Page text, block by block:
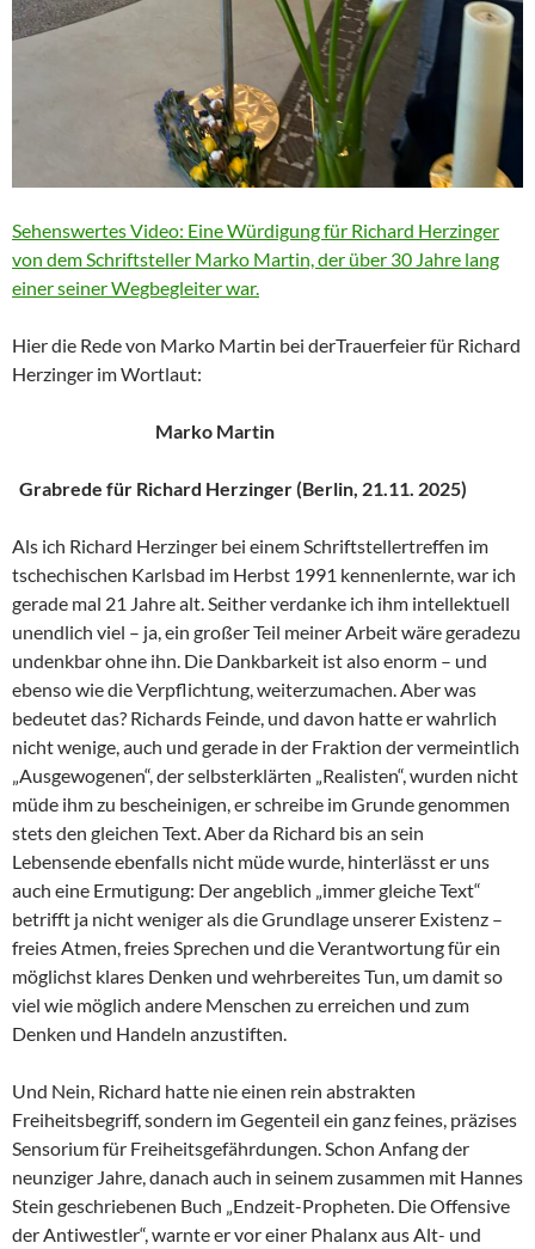
Sehenswertes Video: Eine Würdigung für Richard Herzinger
von dem Schriftsteller Marko Martin, der über 30 Jahre lang
einer seiner Wegbegleiter war.
Hier die Rede von Marko Martin bei derTrauerfeier für Richard
Herzinger im Wortlaut:
Marko Martin
Grabrede für Richard Herzinger (Berlin, 21.11. 2025)
Als ich Richard Herzinger bei einem Schriftstellertreffen im
tschechischen Karlsbad im Herbst 1991 kennenlernte, war ich
gerade mal 21 Jahre alt. Seither verdanke ich ihm intellektuell
unendlich viel – ja, ein großer Teil meiner Arbeit wäre geradezu
undenkbar ohne ihn. Die Dankbarkeit ist also enorm – und
ebenso wie die Verpflichtung, weiterzumachen. Aber was
bedeutet das? Richards Feinde, und davon hatte er wahrlich
nicht wenige, auch und gerade in der Fraktion der vermeintlich
„Ausgewogenen“, der selbsterklärten „Realisten“, wurden nicht
müde ihm zu bescheinigen, er schreibe im Grunde genommen
stets den gleichen Text. Aber da Richard bis an sein
Lebensende ebenfalls nicht müde wurde, hinterlässt er uns
auch eine Ermutigung: Der angeblich „immer gleiche Text“
betrifft ja nicht weniger als die Grundlage unserer Existenz –
freies Atmen, freies Sprechen und die Verantwortung für ein
möglichst klares Denken und wehrbereites Tun, um damit so
viel wie möglich andere Menschen zu erreichen und zum
Denken und Handeln anzustiften.
Und Nein, Richard hatte nie einen rein abstrakten
Freiheitsbegriff, sondern im Gegenteil ein ganz feines, präzises
Sensorium für Freiheitsgefährdungen. Schon Anfang der
neunziger Jahre, danach auch in seinem zusammen mit Hannes
Stein geschriebenen Buch „Endzeit-Propheten. Die Offensive
der Antiwestler“, warnte er vor einer Phalanx aus Alt- und